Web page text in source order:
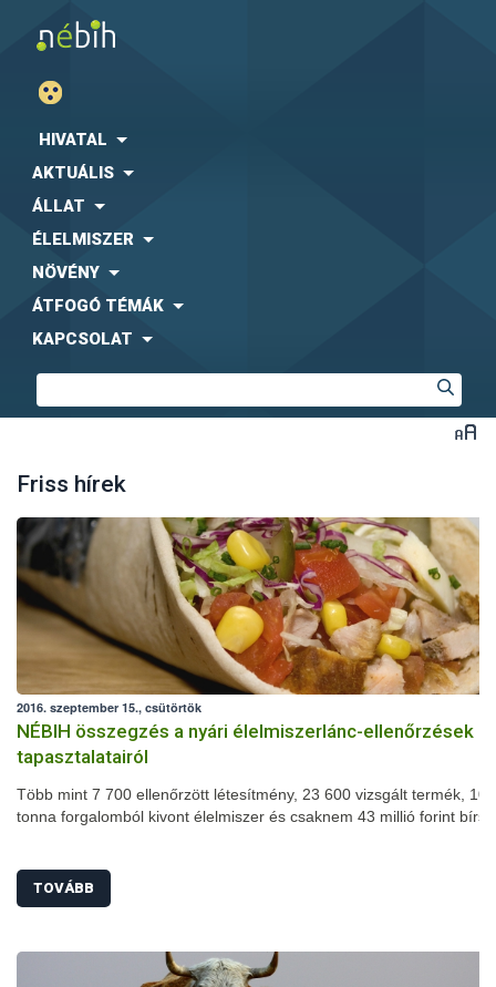
HIVATAL
AKTUÁLIS
ÁLLAT
ÉLELMISZER
NÖVÉNY
ÁTFOGÓ TÉMÁK
KAPCSOLAT
Friss hírek
2016. szeptember 15., csütörtök
NÉBIH összegzés a nyári élelmiszerlánc-ellenőrzések
tapasztalatairól
Több mint 7 700 ellenőrzött létesítmény, 23 600 vizsgált termék, 102
tonna forgalomból kivont élelmiszer és csaknem 43 millió forint
javulást tapasztaltak a szakemberek: jelentősen csökkent például a
higiéniai hiányosságok és a fogyasztásra alkalmatlan termékek
TOVÁBB